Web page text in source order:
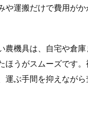
や運搬だけで費用がか
農機具は、自宅や倉
ほうがスムーズです
運ぶ手間を抑えなが